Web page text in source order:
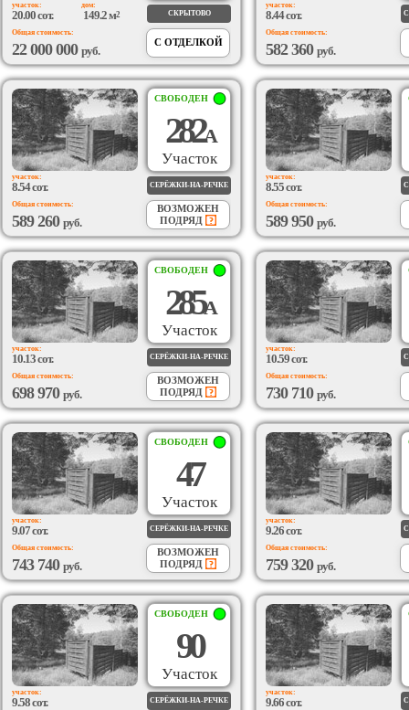
участок:
20.00 сот.
дом:
149.2 м2 СКРЫТОВО
Общая стоимость:
22 000 000 руб.
С ОТДЕЛКОЙ
участок:
8.44 сот.
Общая стоимость:
582 360 руб.
СВОБОДЕН
282А
Участок
участок:
8.54 сот. СЕРЁЖКИ-НА-РЕЧКЕ
Общая стоимость:
589 260 руб.
ВОЗМОЖЕН
ПОДРЯД
участок:
8.55 сот.
Общая стоимость:
589 950 руб.
СВОБОДЕН
285А
Участок
участок:
10.13 сот. СЕРЁЖКИ-НА-РЕЧКЕ
Общая стоимость:
698 970 руб.
ВОЗМОЖЕН
ПОДРЯД
участок:
10.59 сот.
Общая стоимость:
730 710 руб.
СВОБОДЕН
47
Участок
участок:
9.07 сот. СЕРЁЖКИ-НА-РЕЧКЕ
Общая стоимость:
743 740 руб.
ВОЗМОЖЕН
ПОДРЯД
участок:
9.26 сот.
Общая стоимость:
759 320 руб.
СВОБОДЕН
90
Участок
участок:
9.58 сот. СЕРЁЖКИ-НА-РЕЧКЕ
участок:
9.66 сот.